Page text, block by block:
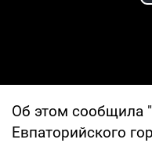
Об этом сообщила
Евпаторийского